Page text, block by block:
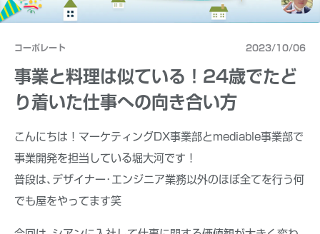
コーポレート 2023/10/06
事業と料理は似ている！24歳でたど
り着いた仕事への向き合い方
こんにちは！マーケティングDX事業部とmediable事業部で
事業開発を担当している堀大河です！
普段は､デザイナー･エンジニア業務以外のほぼ全てを行う何
でも屋をやってます笑